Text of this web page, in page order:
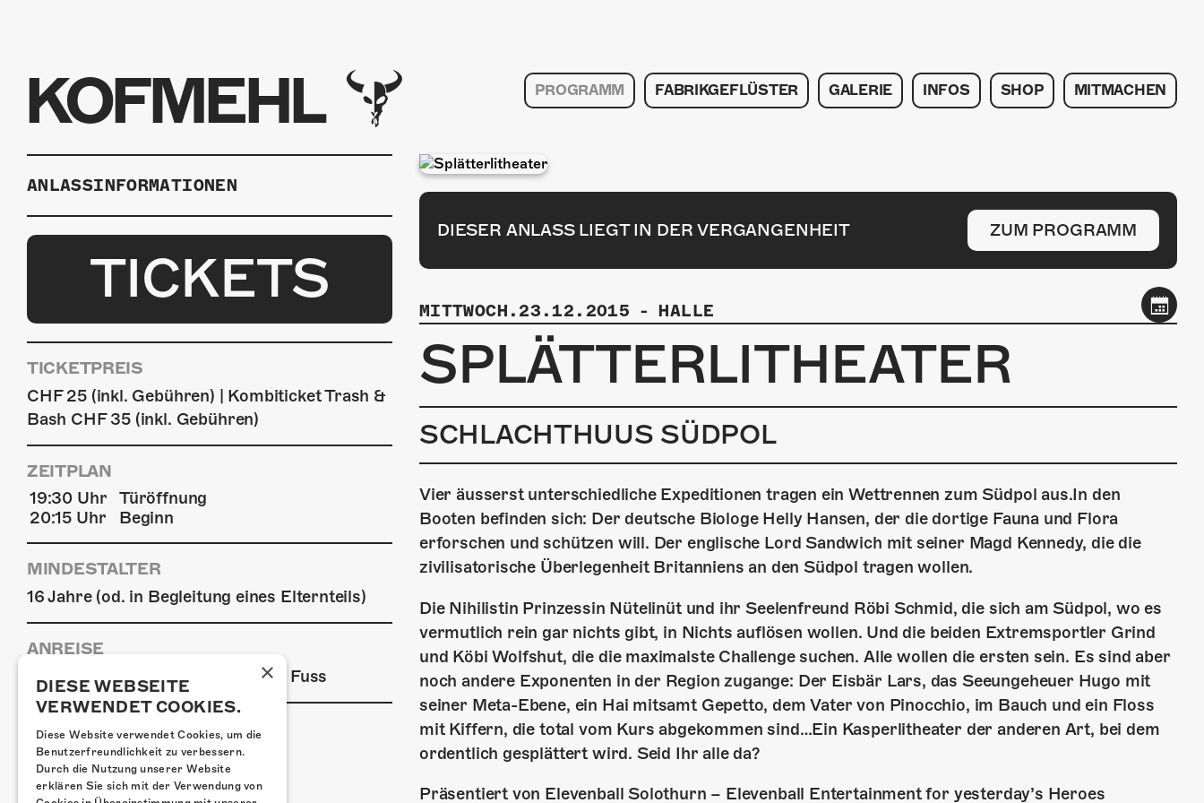
KOFMEHL PROGRAMM FABRIKGEFLÜSTER GALERIE INFOS SHOP MITMACHEN
DIESER ANLASS LIEGT IN DER VERGANGENHEIT ZUM PROGRAMM
MITTWOCH.23.12.2015 - HALLE
SPLÄTTERLITHEATER
SCHLACHTHUUS SÜDPOL
Vier äusserst unterschiedliche Expeditionen tragen ein Wettrennen zum Südpol aus.In den
Booten befinden sich: Der deutsche Biologe Helly Hansen, der die dortige Fauna und Flora
erforschen und schützen will. Der englische Lord Sandwich mit seiner Magd Kennedy, die die
zivilisatorische Überlegenheit Britanniens an den Südpol tragen wollen.
Die Nihilistin Prinzessin Nütelinüt und ihr Seelenfreund Röbi Schmid, die sich am Südpol, wo es
vermutlich rein gar nichts gibt, in Nichts auflösen wollen. Und die beiden Extremsportler Grind
und Köbi Wolfshut, die die maximalste Challenge suchen. Alle wollen die ersten sein. Es sind aber
noch andere Exponenten in der Region zugange: Der Eisbär Lars, das Seeungeheuer Hugo mit
seiner Meta-Ebene, ein Hai mitsamt Gepetto, dem Vater von Pinocchio, im Bauch und ein Floss
mit Kiffern, die total vom Kurs abgekommen sind…Ein Kasperlitheater der anderen Art, bei dem
ordentlich gesplättert wird. Seid Ihr alle da?
Präsentiert von Elevenball Solothurn – Elevenball Entertainment for yesterday’s Heroes
ANLASSINFORMATIONEN
TICKETS
TICKETPREIS
CHF 25 (inkl. Gebühren) | Kombiticket Trash &
Bash CHF 35 (inkl. Gebühren)
ZEITPLAN
19:30 Uhr
Türöffnung
20:15 Uhr
Beginn
MINDESTALTER
16 Jahre (od. in Begleitung eines Elternteils)
ANREISE
Mit den ÖVs | Mit dem Auto Zu Fuss
ÜBERNACHTEN
Hotel Kreuz Solothurn
Hotel Astoria Solothurn
×
DIESE WEBSEITE
VERWENDET COOKIES.
Diese Website verwendet Cookies, um die
Benutzerfreundlichkeit zu verbessern.
Durch die Nutzung unserer Website
erklären Sie sich mit der Verwendung von